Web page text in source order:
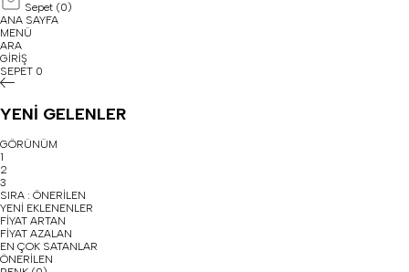
Sepet (0)
ANA SAYFA
MENÜ
ARA
GİRİŞ
SEPET 0
YENİ GELENLER
GÖRÜNÜM
1
2
3
SIRA : ÖNERİLEN
YENİ EKLENENLER
FİYAT ARTAN
FİYAT AZALAN
EN ÇOK SATANLAR
ÖNERİLEN